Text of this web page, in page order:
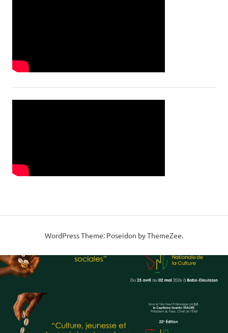
WordPress Theme: Poseidon by ThemeZee.